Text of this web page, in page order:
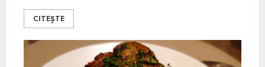
CITEȘTE